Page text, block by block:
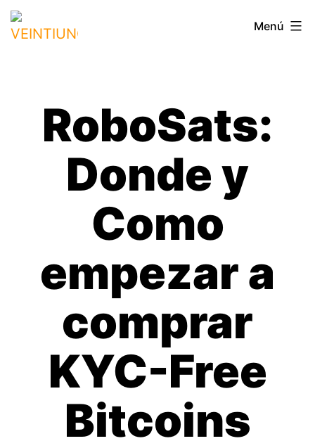
Saltar
VEINTIUNO Menú
RoboSats:
Donde y
Como
empezar a
comprar
KYC-Free
Bitcoins